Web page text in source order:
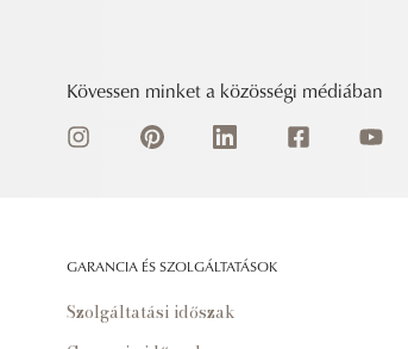
Kövessen minket a közösségi médiában
GARANCIA ÉS SZOLGÁLTATÁSOK
Szolgáltatási időszak